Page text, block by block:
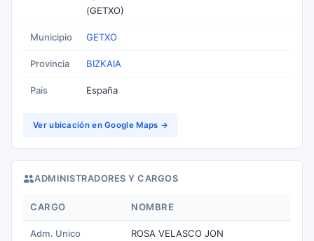
(GETXO)
Municipio GETXO
Provincia BIZKAIA
Pais España
Ver ubicación en Google Maps →
ADMINISTRADORES Y CARGOS
CARGO NOMBRE
Adm. Unico ROSA VELASCO JON